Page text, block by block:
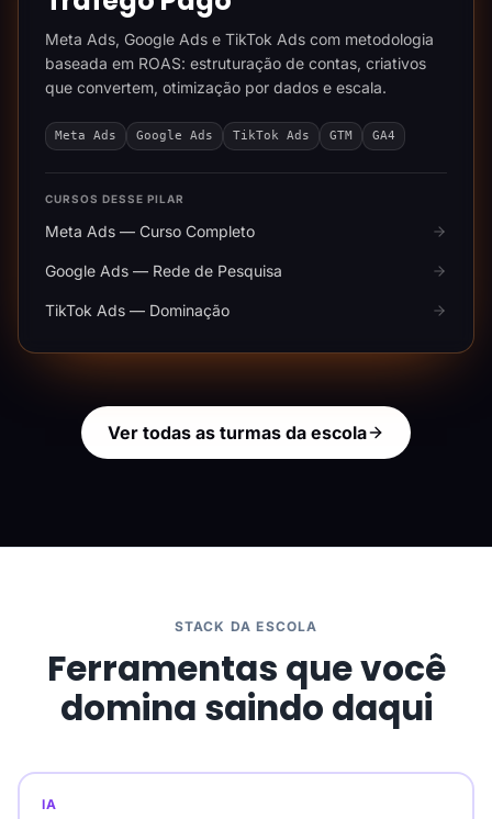
Meta Ads, Google Ads e TikTok Ads com metodologia
baseada em ROAS: estruturação de contas, criativos
que convertem, otimização por dados e escala.
Meta Ads Google Ads TikTok Ads GTM GA4
CURSOS DESSE PILAR
Meta Ads — Curso Completo
Google Ads — Rede de Pesquisa
TikTok Ads — Dominação
Ver todas as turmas da escola
STACK DA ESCOLA
Ferramentas que você
domina saindo daqui
IA